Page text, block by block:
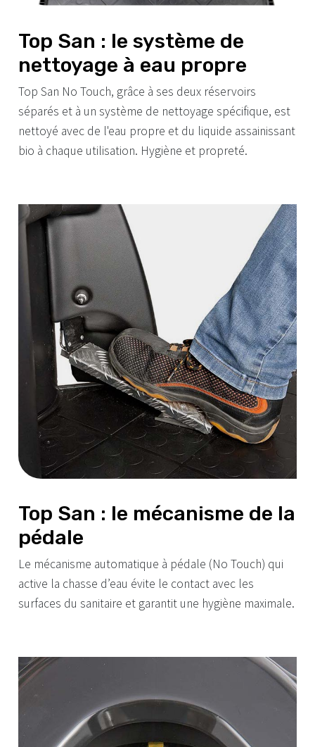
Top San : le système de
nettoyage à eau propre
Top San No Touch, grâce à ses deux réservoirs
séparés et à un système de nettoyage spécifique, est
nettoyé avec de l'eau propre et du liquide assainissant
bio à chaque utilisation. Hygiène et propreté.
Top San : le mécanisme de la
pédale
Le mécanisme automatique à pédale (No Touch) qui
active la chasse d’eau évite le contact avec les
surfaces du sanitaire et garantit une hygiène maximale.